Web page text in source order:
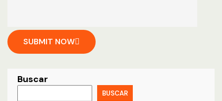
Buscar
BUSCAR
SUBMIT NOW